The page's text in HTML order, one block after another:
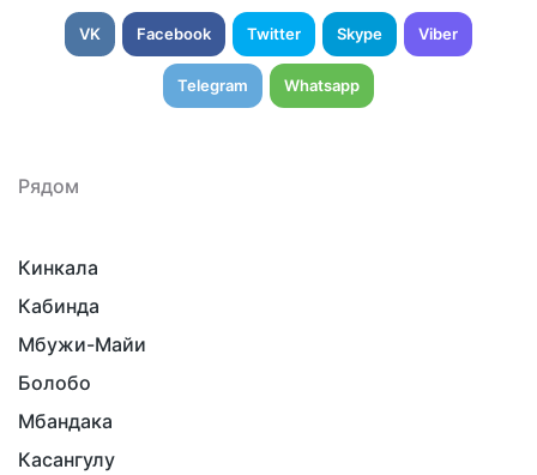
VK Facebook Twitter Skype Viber
Telegram Whatsapp
Рядом
Кинкала
Кабинда
Мбужи-Майи
Болобо
Мбандака
Касангулу